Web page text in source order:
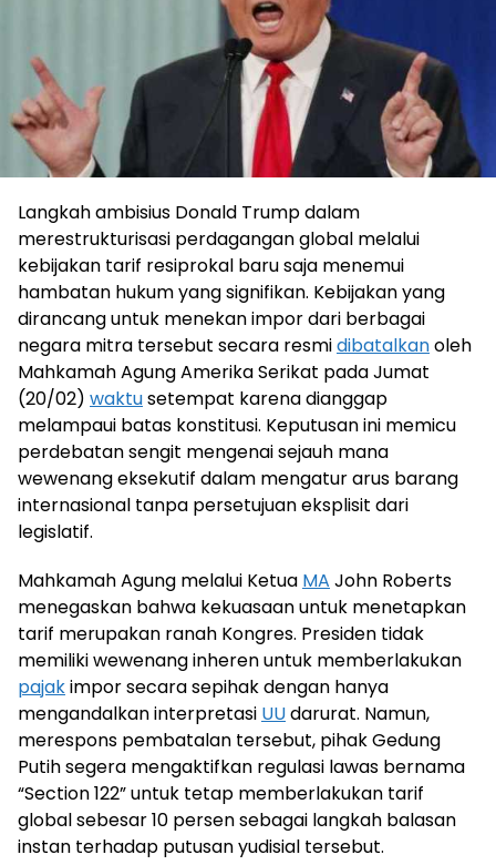
Langkah ambisius Donald Trump dalam
merestrukturisasi perdagangan global melalui
kebijakan tarif resiprokal baru saja menemui
hambatan hukum yang signifikan. Kebijakan yang
dirancang untuk menekan impor dari berbagai
negara mitra tersebut secara resmidibatalkanoleh
Mahkamah Agung Amerika Serikat pada Jumat
(20/02) waktusetempat karena dianggap
melampaui batas konstitusi. Keputusan ini memicu
perdebatan sengit mengenai sejauh mana
wewenang eksekutif dalam mengatur arus barang
internasional tanpa persetujuan eksplisit dari
legislatif.
Mahkamah Agung melalui Ketua MA John Roberts
menegaskan bahwa kekuasaan untuk menetapkan
tarif merupakan ranah Kongres. Presiden tidak
memiliki wewenang inheren untuk memberlakukan
pajakimpor secara sepihak dengan hanya
mengandalkan interpretasi UUdarurat. Namun,
merespons pembatalan tersebut, pihak Gedung
Putih segera mengaktifkan regulasi lawas bernama
“Section 122” untuk tetap memberlakukan tarif
global sebesar 10 persen sebagai langkah balasan
instan terhadap putusan yudisial tersebut.